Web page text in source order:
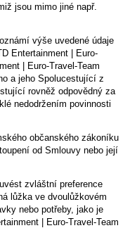
jsou mimo jiné např.
výše uvedené údaje
Entertainment | Euro-
| Euro-Travel-Team
a jeho Spolucestující z
rovněž odpovědný za
nedodržením povinnosti
občanského zákoníku
od Smlouvy nebo její
zvláštní preference
lůžka ve dvoulůžkovém
nebo potřeby, jako je
| Euro-Travel-Team